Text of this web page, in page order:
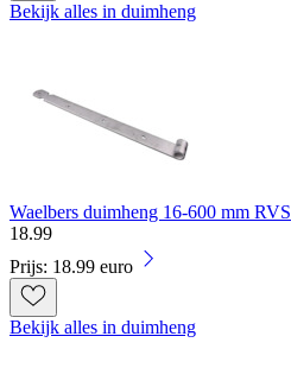
Bekijk alles in duimheng
Waelbers duimheng 16-600 mm RVS
18.99
Prijs: 18.99 euro
Bekijk alles in duimheng